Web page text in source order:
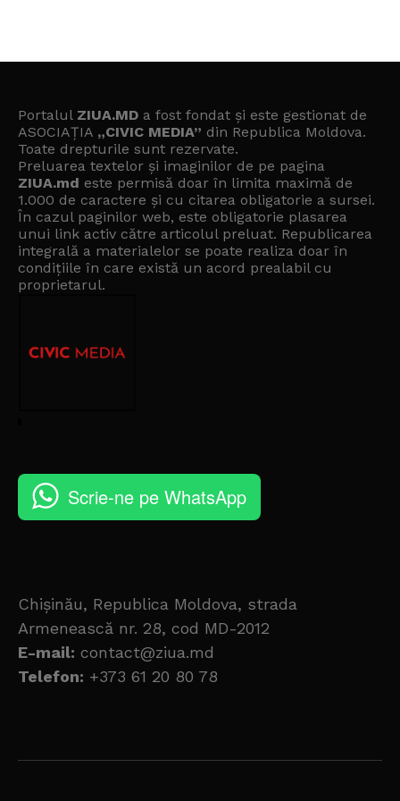
Portalul ZIUA.MD a fost fondat și este gestionat de
ASOCIAȚIA „CIVIC MEDIA” din Republica Moldova.
Toate drepturile sunt rezervate.
Preluarea textelor și imaginilor de pe pagina
ZIUA.md este permisă doar în limita maximă de
1.000 de caractere și cu citarea obligatorie a sursei.
În cazul paginilor web, este obligatorie plasarea
unui link activ către articolul preluat. Republicarea
integrală a materialelor se poate realiza doar în
condițiile în care există un acord prealabil cu
proprietarul.
Scrie-ne pe WhatsApp
Chișinău, Republica Moldova, strada
Armenească nr. 28, cod MD-2012
E-mail: contact@ziua.md
Telefon: +373 61 20 80 78